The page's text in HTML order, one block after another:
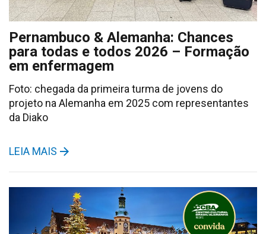
Pernambuco & Alemanha: Chances
para todas e todos 2026 – Formação
em enfermagem
Foto: chegada da primeira turma de jovens do
projeto na Alemanha em 2025 com representantes
da Diako
LEIA MAIS